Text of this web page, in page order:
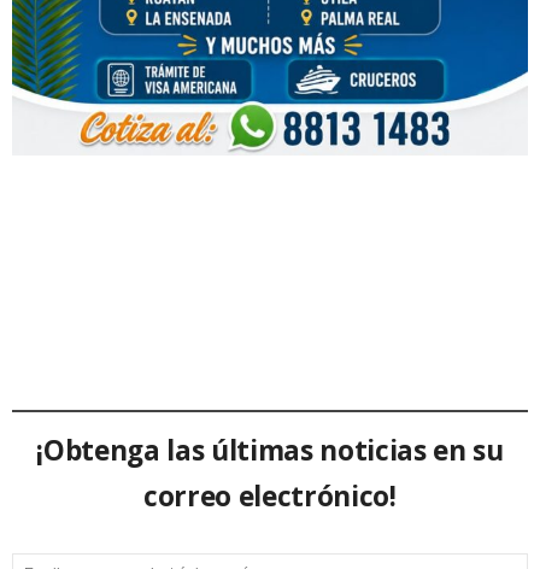
¡Obtenga las últimas noticias en su
correo electrónico!